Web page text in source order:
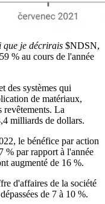
que je décrirais $NDSN,
% au cours de l'année
des systèmes qui
de matériaux,
revêtements. La
milliards de dollars.
le bénéfice par action
% par rapport à l'année
augmenté de 16 %.
d'affaires de la société
de 7 à 10 %.